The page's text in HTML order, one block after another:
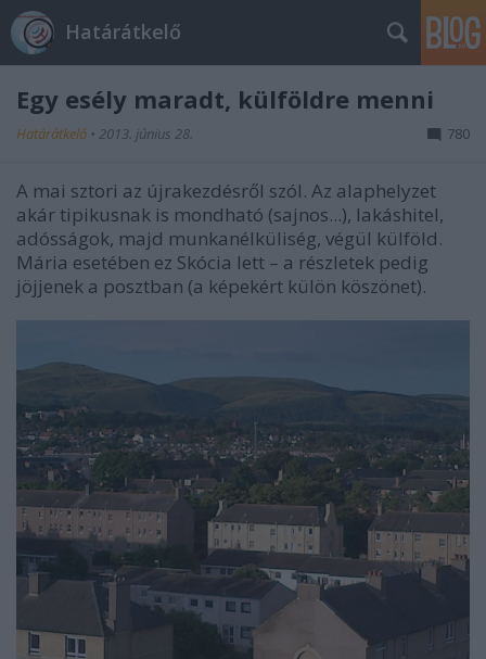
Határátkelő
Egy esély maradt, külföldre menni
Határátkelő • 2013. június 28. 780
A mai sztori az újrakezdésről szól. Az alaphelyzet
akár tipikusnak is mondható (sajnos...), lakáshitel,
adósságok, majd munkanélküliség, végül külföld.
Mária esetében ez Skócia lett – a részletek pedig
jöjjenek a posztban (a képekért külön köszönet).